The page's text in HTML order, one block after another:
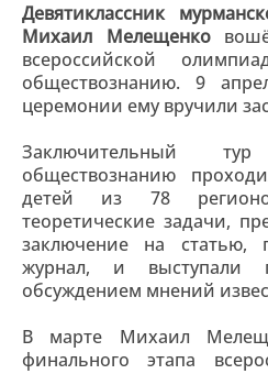
Девятиклассник
Михаил Мелещенко
всероссийской
обществознанию. 9
церемонии ему вручили
Заключительный
обществознанию
детей из 78
теоретические задачи,
заключение на статью,
журнал, и выступали
обсуждением мнений
В марте Михаил
финального этапа